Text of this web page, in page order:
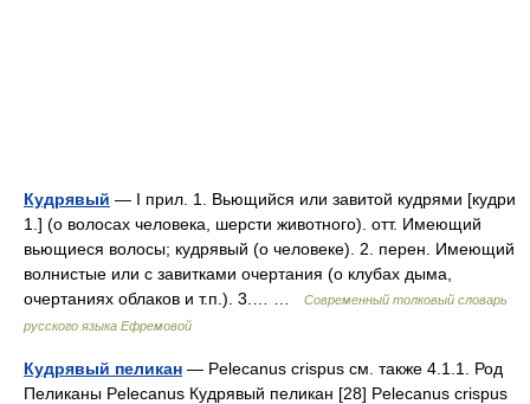
Кудрявый — I прил. 1. Вьющийся или завитой кудрями [кудри
1.] (о волосах человека, шерсти животного). отт. Имеющий
вьющиеся волосы; кудрявый (о человеке). 2. перен. Имеющий
волнистые или с завитками очертания (о клубах дыма,
очертаниях облаков и т.п.). 3.… …
Современный толковый словарь
русского языка Ефремовой
Кудрявый пеликан — Pelecanus crispus см. также 4.1.1. Род
Пеликаны Pelecanus Кудрявый пеликан [28] Pelecanus crispus